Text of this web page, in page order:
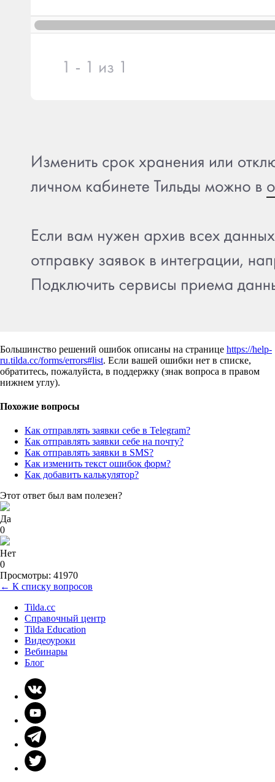
Большинство решений ошибок описаны на странице https://help-
ru.tilda.cc/forms/errors#list. Если вашей ошибки нет в списке,
обратитесь, пожалуйста, в поддержку (знак вопроса в правом
нижнем углу).
Похожие вопросы
Как отправлять заявки себе в Telegram?
Как отправлять заявки себе на почту?
Как отправлять заявки в SMS?
Как изменить текст ошибок форм?
Как добавить калькулятор?
Этот ответ был вам полезен?
Да
0
Нет
0
Просмотры: 41970
← К списку вопросов
Tilda.cc
Справочный центр
Tilda Education
Видеоуроки
Вебинары
Блог